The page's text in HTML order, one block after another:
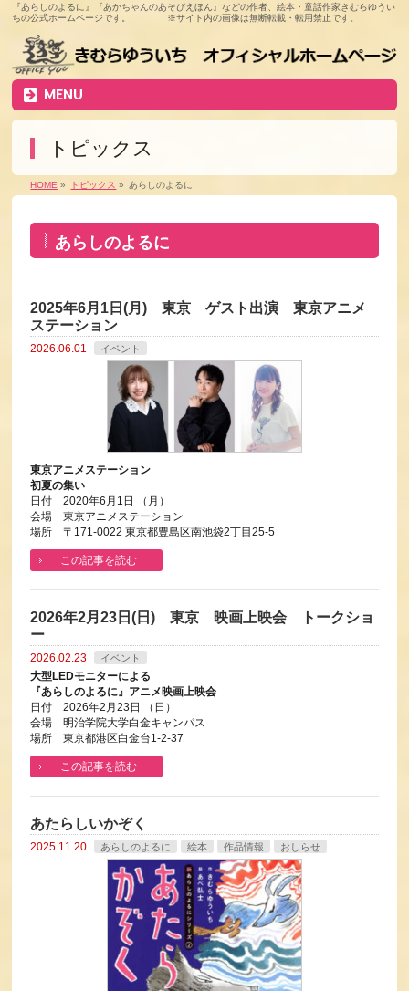
『あらしのよるに』『あかちゃんのあそびえほん』などの作者、絵本・童話作家きむらゆうい
ちの公式ホームページです。 ※サイト内の画像は無断転載・転用禁止です。
MENU
トピックス
HOME » トピックス » あらしのよるに
あらしのよるに
2025年6月1日(月) 東京 ゲスト出演 東京アニメ
ステーション
2026.06.01 イベント
東京アニメステーション
初夏の集い
日付 2020年6月1日 （月）
会場 東京アニメステーション
場所 〒171-0022 東京都豊島区南池袋2丁目25-5
この記事を読む
2026年2月23日(日) 東京 映画上映会 トークショ
ー
2026.02.23 イベント
大型LEDモニターによる
『あらしのよるに』アニメ映画上映会
日付 2026年2月23日 （日）
会場 明治学院大学白金キャンパス
場所 東京都港区白金台1-2-37
この記事を読む
あたらしいかぞく
2025.11.20 あらしのよるに 絵本 作品情報 おしらせ